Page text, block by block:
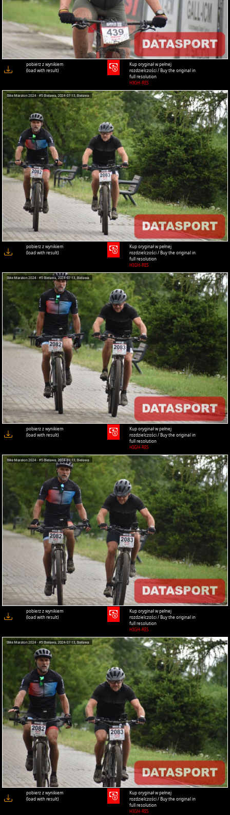
pobierz z wynikiem
(load with result)
Kup oryginał w pełnej
rozdzielczości / Buy the original in
full resolution
HIGH-RES
pobierz z wynikiem
(load with result)
Kup oryginał w pełnej
rozdzielczości / Buy the original in
full resolution
HIGH-RES
pobierz z wynikiem
(load with result)
Kup oryginał w pełnej
rozdzielczości / Buy the original in
full resolution
HIGH-RES
pobierz z wynikiem
(load with result)
Kup oryginał w pełnej
rozdzielczości / Buy the original in
full resolution
HIGH-RES
pobierz z wynikiem
(load with result)
Kup oryginał w pełnej
rozdzielczości / Buy the original in
full resolution
HIGH-RES